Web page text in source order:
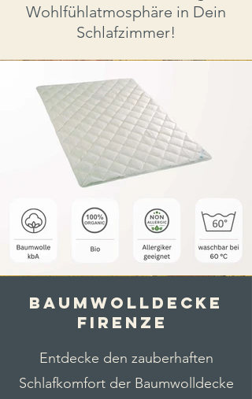
Wohlfühlatmosphäre in Dein
Schlafzimmer!
Baumwolldecke
FIRENZE
Entdecke den zauberhaften
Schlafkomfort der Baumwolldecke